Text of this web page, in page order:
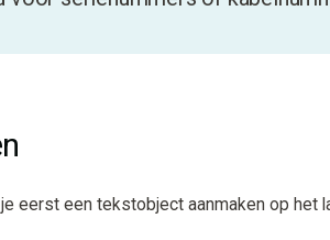
eerst een tekstobject aanmaken op het